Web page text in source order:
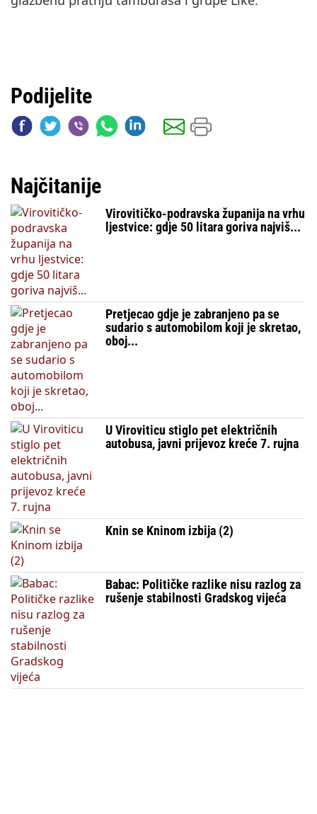
Podijelite
Najčitanije
Virovitičko-podravska županija na vrhu
ljestvice: gdje 50 litara goriva najviš...
Pretjecao gdje je zabranjeno pa se
sudario s automobilom koji je skretao,
oboj...
U Viroviticu stiglo pet električnih
autobusa, javni prijevoz kreće 7. rujna
Knin se Kninom izbija (2)
Babac: Političke razlike nisu razlog za
rušenje stabilnosti Gradskog vijeća